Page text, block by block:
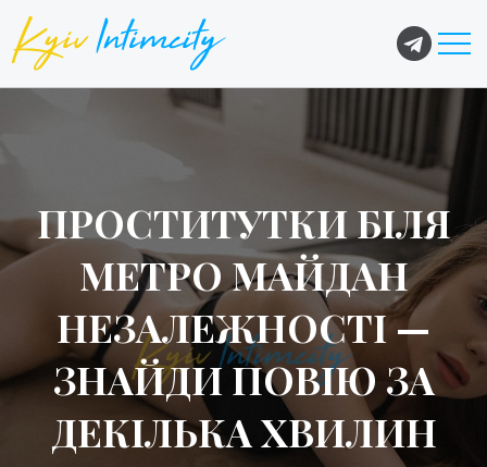
ПРОСТИТУТКИ БІЛЯ
МЕТРО МАЙДАН
НЕЗАЛЕЖНОСТІ —
ЗНАЙДИ ПОВІЮ ЗА
ДЕКІЛЬКА ХВИЛИН